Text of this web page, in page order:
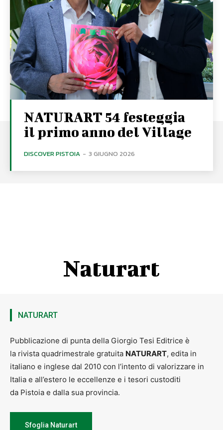
NATURART 54 festeggia
il primo anno del Village
DISCOVER PISTOIA - 3 GIUGNO 2026
Naturart
NATURART
Pubblicazione di punta della Giorgio Tesi Editrice è
la rivista quadrimestrale gratuita NATURART, edita in
italiano e inglese dal 2010 con l’intento di valorizzare in
Italia e all’estero le eccellenze e i tesori custoditi
da Pistoia e dalla sua provincia.
Sfoglia Naturart